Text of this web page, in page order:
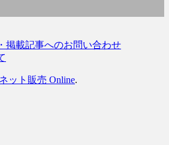
掲載記事へのお問い合わせ
ット販売 Online.